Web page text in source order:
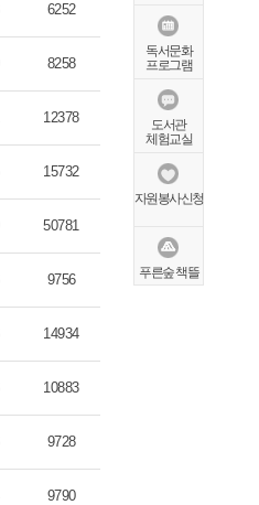
6252
8258
12378
15732
50781
9756
14934
10883
9728
9790
독서문화
프로그램
도서관
체험교실
자원봉사신청
푸른숲 책뜰